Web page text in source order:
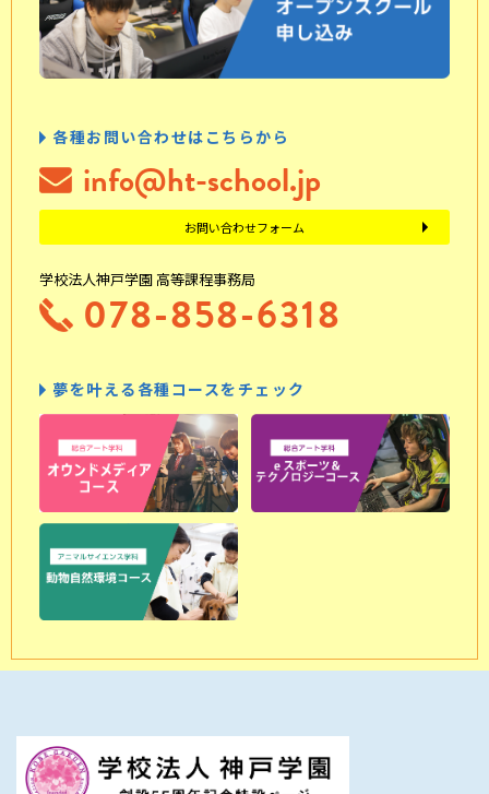
各種お問い合わせはこちらから
info@ht-school.jp
お問い合わせフォーム
学校法人神戸学園 高等課程事務局
078-858-6318
夢を叶える各種コースをチェック